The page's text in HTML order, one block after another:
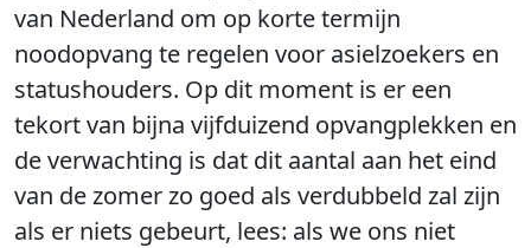
van Nederland om op korte termijn
noodopvang te regelen voor asielzoekers en
statushouders. Op dit moment is er een
tekort van bijna vijfduizend opvangplekken en
de verwachting is dat dit aantal aan het eind
van de zomer zo goed als verdubbeld zal zijn
als er niets gebeurt, lees: als we ons niet